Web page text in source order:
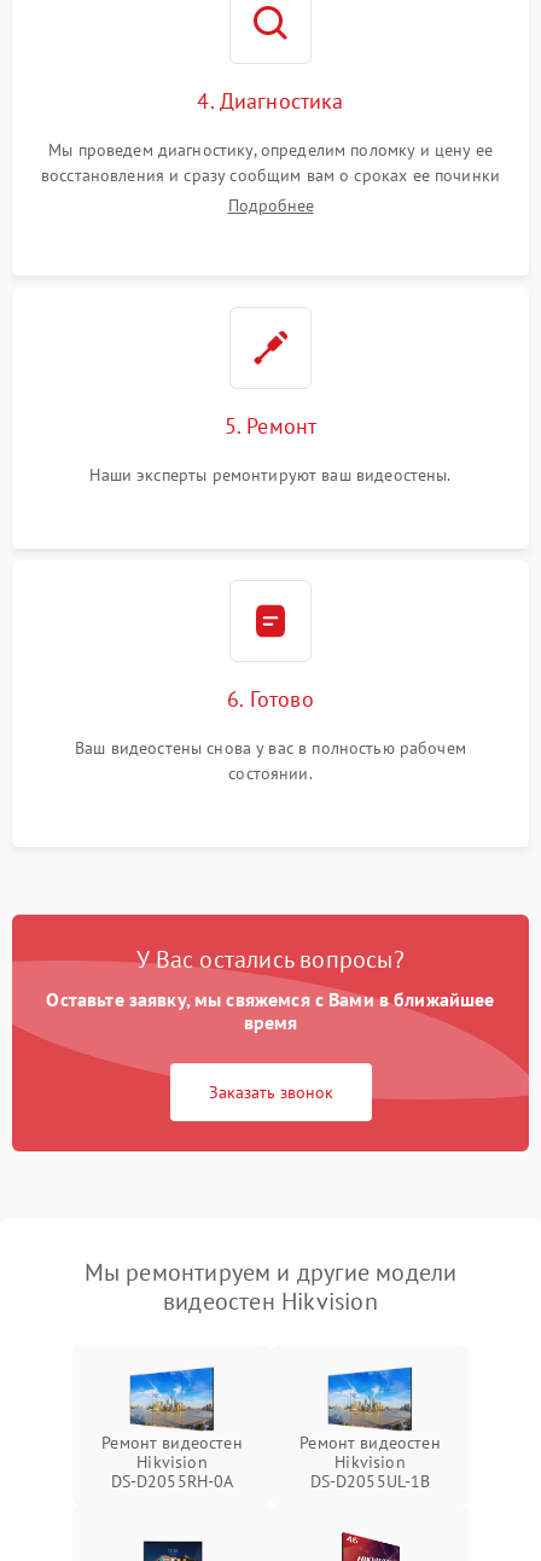
4. Диагностика
Мы проведем диагностику, определим поломку и цену ее
восстановления и сразу сообщим вам о сроках ее починки
Подробнее
5. Ремонт
Наши эксперты ремонтируют ваш видеостены.
6. Готово
Ваш видеостены снова у вас в полностью рабочем
состоянии.
У Вас остались вопросы?
Оставьте заявку, мы свяжемся с Вами в ближайшее
время
Заказать звонок
Мы ремонтируем и другие модели
видеостен Hikvision
Ремонт видеостен
Hikvision
DS‑D2055RH‑0A
Ремонт видеостен
Hikvision
DS‑D2055UL‑1B